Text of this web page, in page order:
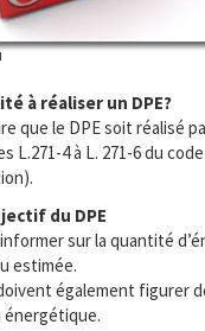
à réaliser un DPE?
que le DPE soit réalisé
L.271-4 à L. 271-6 du
du DPE
informer sur la quantité
estimée.
également figurer
énergétique.